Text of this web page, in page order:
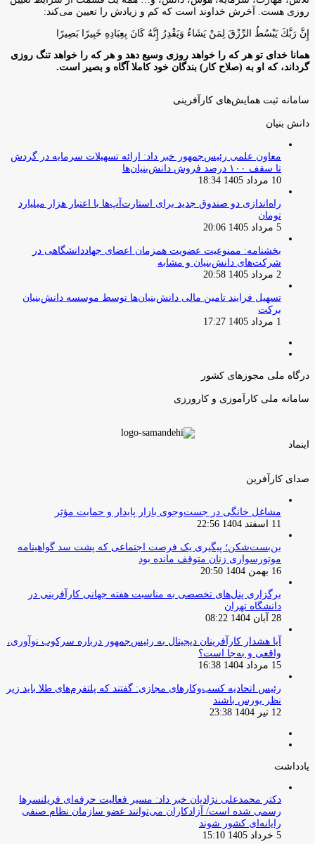
روزى هست. آخرش خداوند است كه كم و زيادش را تعيين مى‌كند:
إِنَّ رَبَّكَ يَبْسُطُ الرِّزْقَ لِمَنْ يَشَاءُ وَيَقْدِرُ إِنَّهُ كَانَ بِعِبَادِهِ خَبِيرًا بَصِيرًا
همانا خدای تو هر که را خواهد روزی وسیع دهد و هر که را خواهد تنگ روزی
گرداند، که او به (صلاح کار) بندگان خود کاملا آگاه و بصیر است.
سامانه ثبت همایش‌های کارآفرینی
دانش‌ بنیان‌
معاون علمی رئیس‌جمهور خبر داد: ارائه تسهیلات سرمایه در گردش
تا سقف ۱۰۰ درصد فروش دانش‌بنیان‌ها
10 مرداد 1405 18:34
راه‌اندازی دو صندوق جدید برای استارت‌آپ‌ها با اعتبار هزار میلیارد
تومان
5 مرداد 1405 20:06
بخشنامه: ممنوعیت عضویت همزمان اعضای جهاددانشگاهی در
شرکت‌های دانش‌بنیان و مشابه
2 مرداد 1405 20:58
تسهیل فرایند تامین مالی دانش‌بنیان‌ها توسط موسسه دانش‌بنیان
برکت
1 مرداد 1405 17:27
درگاه ملی مجوزهای کشور
سامانه ملی کارآموزی و کارورزی
اینماد
صدای کارآفرین
مشاغل خانگی در جست‌وجوی بازار پایدار و حمایت مؤثر
11 اسفند 1404 22:56
بن‌بست‌شکن؛ پیگیری یک فرصت اجتماعی که پشت سد گواهینامه
موتورسواری زنان متوقف مانده بود
16 بهمن 1404 20:50
برگزاری پنل‌های تخصصی به مناسبت هفته جهانی کارآفرینی در
دانشگاه تهران
28 آبان 1404 08:22
آیا هشدار کارآفرینان دیجیتال به رئیس‌جمهور درباره سرکوب نوآوری،
واقعی و به‌جا است؟
15 مرداد 1404 16:38
‏رئیس اتحادیه کسب‌وکارهای مجازی: گفتند که پلتفرم‌های طلا باید زیر
نظر بورس باشند
12 تیر 1404 23:38
یادداشت
دکتر محمدعلی نژادیان خبر داد: مسیر فعالیت حرفه‌ای فریلنسرها
رسمی شده است/ آزادکاران می‌توانند عضو سازمان نظام صنفی
رایانه‌ای کشور شوند
5 خرداد 1405 15:10